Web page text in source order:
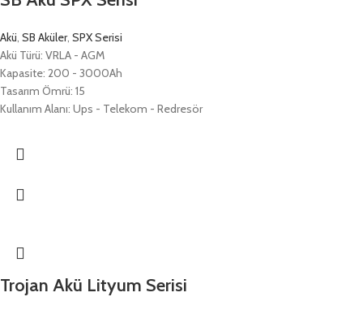
Akü, SB Aküler, SPX Serisi
Akü Türü: VRLA - AGM
Kapasite: 200 - 3000Ah
Tasarım Ömrü: 15
Kullanım Alanı: Ups - Telekom - Redresör
Trojan Akü Lityum Serisi